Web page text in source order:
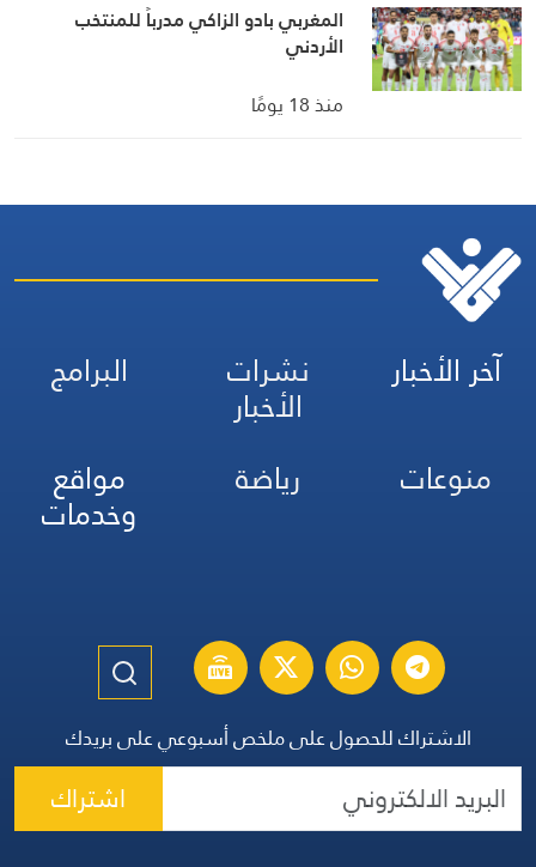
المغربي بادو الزاكي مدرباً للمنتخب
الأردني
منذ 18 يومًا
آخر الأخبار نشرات
الأخبار
البرامج
منوعات
رياضة مواقع
وخدمات
الاشتراك للحصول على ملخص أسبوعي على بريدك
اشتراك